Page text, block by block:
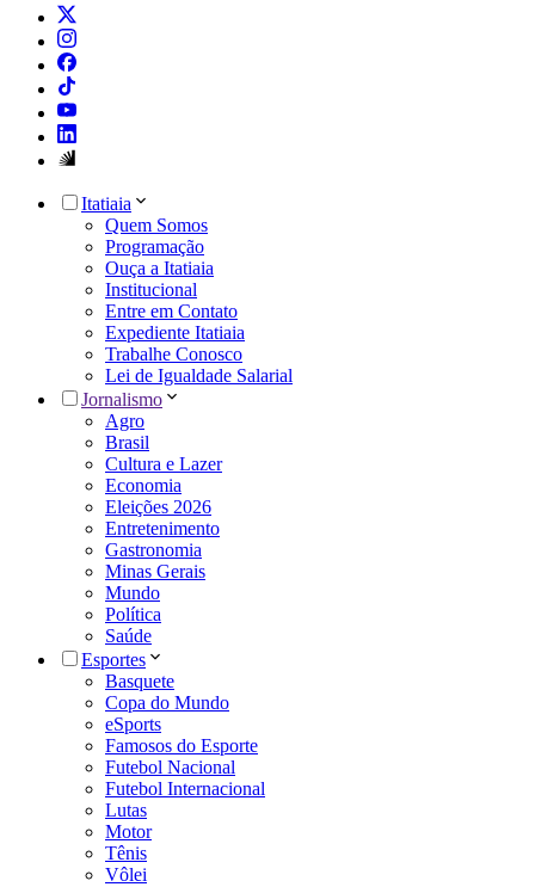
Itatiaia
Quem Somos
Programação
Ouça a Itatiaia
Institucional
Entre em Contato
Expediente Itatiaia
Trabalhe Conosco
Lei de Igualdade Salarial
Jornalismo
Agro
Brasil
Cultura e Lazer
Economia
Eleições 2026
Entretenimento
Gastronomia
Minas Gerais
Mundo
Política
Saúde
Esportes
Basquete
Copa do Mundo
eSports
Famosos do Esporte
Futebol Nacional
Futebol Internacional
Lutas
Motor
Tênis
Vôlei